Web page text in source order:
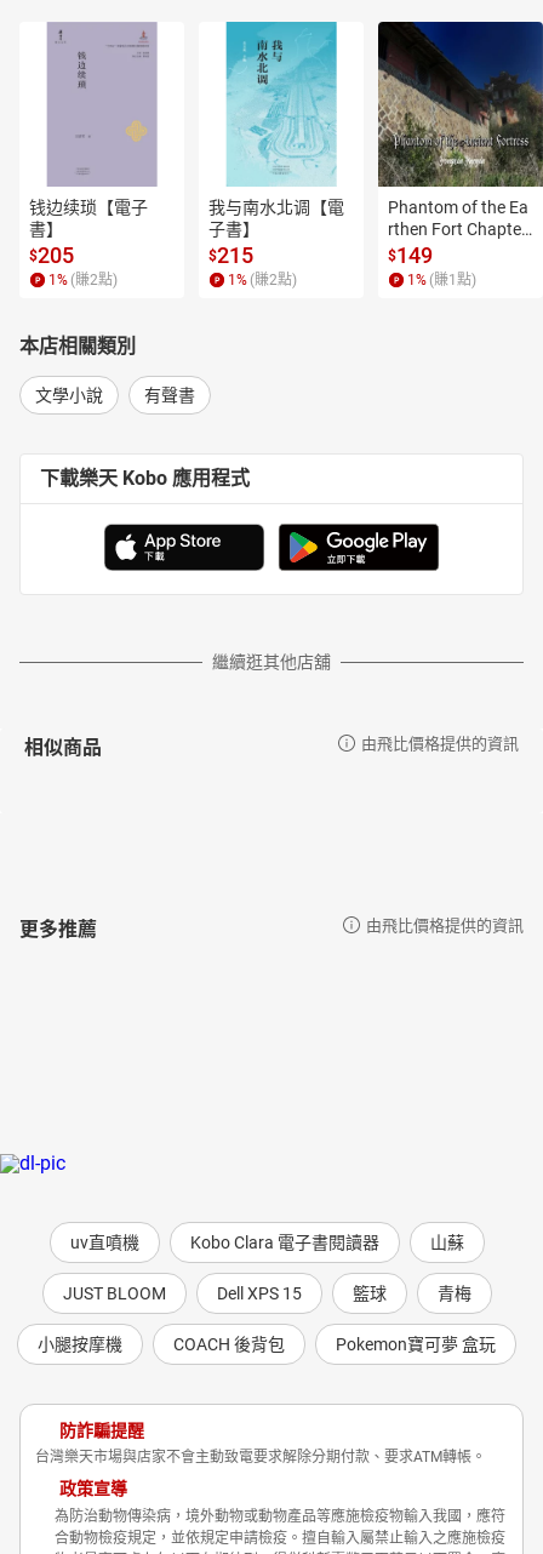
钱边续琐【電子
書】
$205
1 % (賺2點)
我与南水北调【電
子書】
$215
1 % (賺2點)
Phantom of the Ea
rthen Fort Chapter
4【有聲書】
$149
1 % (賺1 點)
本店相關類別
文學小說 有聲書
下載樂天 Kobo 應用程式
繼續逛其他店舖
相似商品 由飛比價格提供的資訊
更多推薦 由飛比價格提供的資訊
uv直噴機 Kobo Clara 電子書閱讀器 山蘇
JUST BLOOM Dell XPS 15 籃球 青梅
小腿按摩機 COACH 後背包 Pokemon寶可夢 盒玩
防詐騙提醒
台灣樂天市場與店家不會主動致電要求解除分期付款、要求ATM轉帳。
政策宣導
為防治動物傳染病，境外動物或動物產品等應施檢疫物輸入我國，應符
合動物檢疫規定，並依規定申請檢疫。擅自輸入屬禁止輸入之應施檢疫